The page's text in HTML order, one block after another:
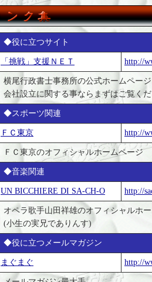
◆役に立つサイト
「挑戦」支援ＮＥＴ http://
横尾行政書士事務所の公式ホームページ
会社設立に関する事ならまずはご覧く
◆スポーツ関連
ＦＣ東京 http://
ＦＣ東京のオフィシャルホームページ
◆音楽関連
UN BICCHIERE DI SA-CH-O http://
オペラ歌手山田祥雄のオフィシャルホ
(小生の実兄でありんす)
◆役に立つメールマガジン
まぐまぐ http://